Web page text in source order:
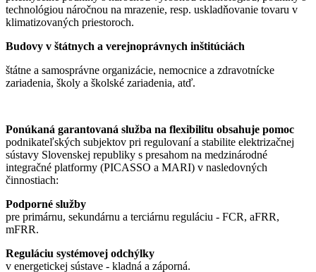
technológiou náročnou na mrazenie, resp. uskladňovanie tovaru v
klimatizovaných priestoroch.
Budovy v štátnych a verejnoprávnych inštitúciách
štátne a samosprávne organizácie, nemocnice a zdravotnícke
zariadenia, školy a školské zariadenia, atď.
Ponúkaná garantovaná služba na flexibilitu obsahuje pomoc
podnikateľských subjektov pri regulovaní a stabilite elektrizačnej
sústavy Slovenskej republiky s presahom na medzinárodné
integračné platformy (PICASSO a MARI) v nasledovných
činnostiach:
Podporné služby
pre primárnu, sekundárnu a terciárnu reguláciu - FCR, aFRR,
mFRR.
Reguláciu systémovej odchýlky
v energetickej sústave - kladná a záporná.